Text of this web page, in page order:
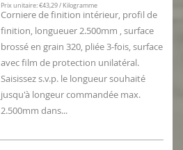
Prix unitaire: €43,29 / Kilogramme
Corniere de finition intérieur, profil de
finition, longueuer 2.500mm , surface
brossé en grain 320, pliée 3-fois, surface
avec film de protection unilatéral.
Saisissez s.v.p. le longueur souhaité
jusqu'à longeur commandée max.
2.500mm dans...